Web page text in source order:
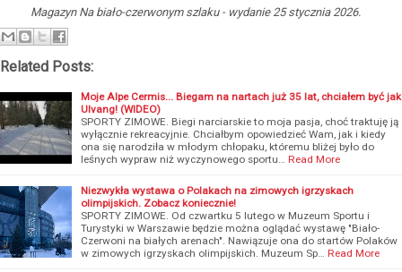
Magazyn Na biało-czerwonym szlaku - wydanie 25 stycznia 2026.
Related Posts:
Moje Alpe Cermis... Biegam na nartach już 35 lat, chciałem być jak
Ulvang! (WIDEO)
SPORTY ZIMOWE. Biegi narciarskie to moja pasja, choć traktuję ją
wyłącznie rekreacyjnie. Chciałbym opowiedzieć Wam, jak i kiedy
ona się narodziła w młodym chłopaku, któremu bliżej było do
leśnych wypraw niż wyczynowego sportu… Read More
Niezwykła wystawa o Polakach na zimowych igrzyskach
olimpijskich. Zobacz koniecznie!
SPORTY ZIMOWE. Od czwartku 5 lutego w Muzeum Sportu i
Turystyki w Warszawie będzie można oglądać wystawę "Biało-
Czerwoni na białych arenach". Nawiązuje ona do startów Polaków
w zimowych igrzyskach olimpijskich. Muzeum Sp… Read More